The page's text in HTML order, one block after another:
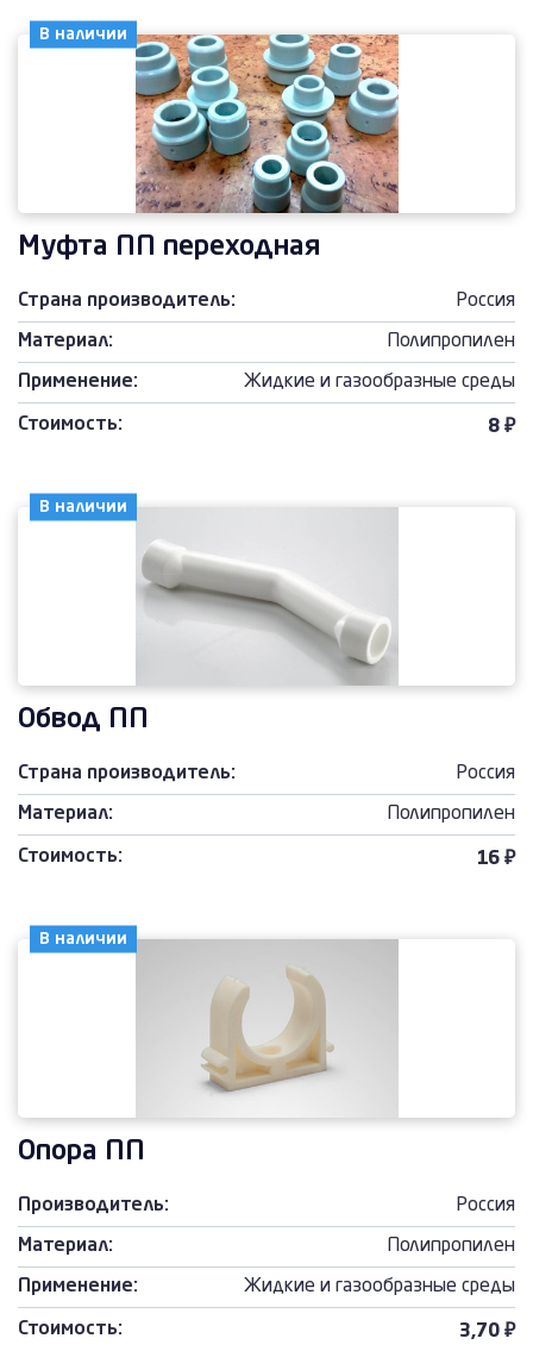
В наличии
Муфта ПП переходная
Страна производитель: Россия
Материал: Полипропилен
Применение: Жидкие и газообразные среды
Стоимость: 8 ₽
В наличии
Обвод ПП
Страна производитель: Россия
Материал: Полипропилен
Стоимость: 16 ₽
В наличии
Опора ПП
Производитель: Россия
Материал: Полипропилен
Применение: Жидкие и газообразные среды
Стоимость: 3,70 ₽